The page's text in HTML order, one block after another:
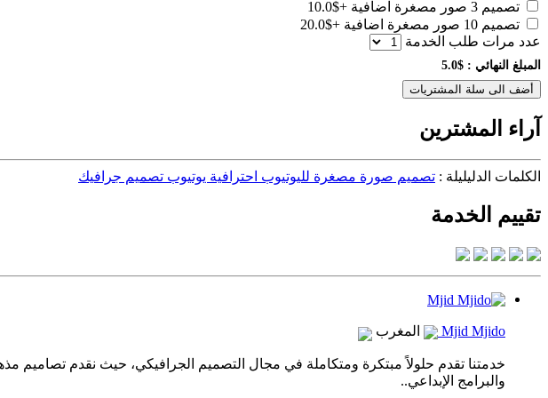
تصميم 3 صور مصغرة اضافية
+$10.0
تصميم 10 صور مصغرة اضافية
+$20.0
عدد مرات طلب الخدمة
المبلغ النهائي : $5.0
أضف الى سلة المشتريات
آراء المشترين
الكلمات الدليليلة : تصميم صورة مصغرة لليوتيوب احترافية يوتيوب تصميم جرافيك
تقييم الخدمة
Mjid Mjido المغرب
خدمتنا تقدم حلولاً مبتكرة ومتكاملة في مجال التصميم الجرافيكي، حيث نقدم تصاميم
والبرامج الإبداعي..